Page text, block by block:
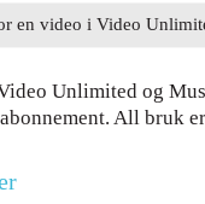
en video i Video
Unlimited og
All bruk